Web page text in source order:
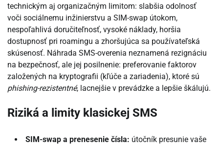
technickým aj organizačným limitom: slabšia odolnosť
voči sociálnemu inžinierstvu a SIM-swap útokom,
nespoľahlivá doručiteľnosť, vysoké náklady, horšia
dostupnosť pri roamingu a zhoršujúca sa používateľská
skúsenosť. Náhrada SMS-overenia neznamená rezignáciu
na bezpečnosť, ale jej posilnenie: preferovanie faktorov
založených na kryptografii (kľúče a zariadenia), ktoré sú
phishing-rezistentné, lacnejšie v prevádzke a lepšie škálujú.
Riziká a limity klasickej SMS
SIM-swap a prenesenie čísla: útočník presunie vaše